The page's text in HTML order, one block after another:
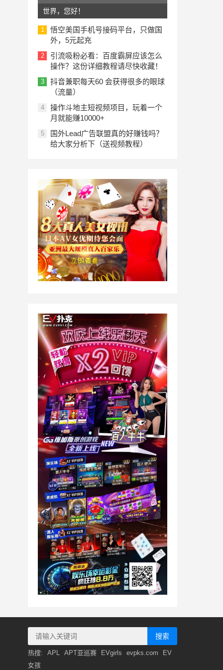
世界，您好！
1
悟空美国手机号接码平台，只做国
外，5元起充
2
引流吸粉必看：百度霸屏应该怎么
操作？这份详细教程请尽快收藏！
3
抖音兼职每天60 会获得很多的眼球
（流量）
4
操作斗地主短视频项目，玩着一个
月就能赚10000+
5
国外Lead广告联盟真的好赚钱吗？
给大家分析下（送视频教程）
搜索
热搜: APL APT亚巡赛 EVgirls evpks.com
EV
女孩